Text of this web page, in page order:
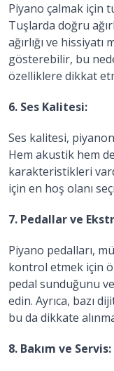
Piyano çalmak için
Tuşlarda doğru
ağırlığı ve
gösterebilir, bu
özelliklere dikkat
6. Ses Kalitesi:
Ses kalitesi,
Hem akustik hem
karakteristikleri
için en hoş olanı
7. Pedallar ve
Piyano pedalları,
kontrol etmek için
pedal sunduğunu
edin. Ayrıca, bazı
bu da dikkate
8. Bakım ve Servis: